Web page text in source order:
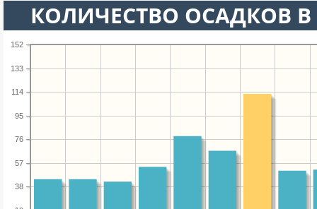
КОЛИЧЕСТВО ОСАДКОВ
38
57
76
95
114
133
152